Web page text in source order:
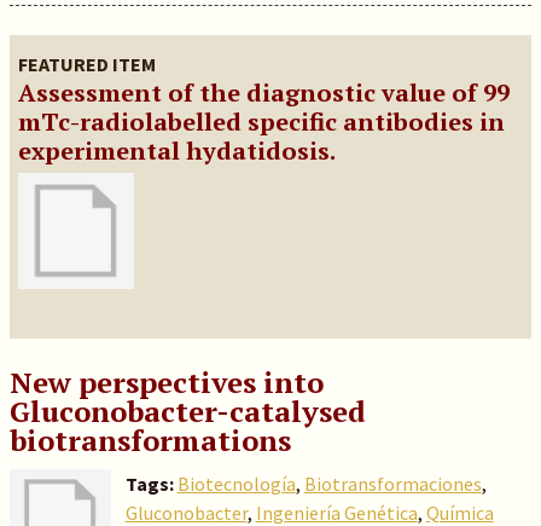
FEATURED ITEM
Assessment of the diagnostic value of 99
mTc-radiolabelled specific antibodies in
experimental hydatidosis.
New perspectives into
Gluconobacter-catalysed
biotransformations
Tags: Biotecnología, Biotransformaciones,
Gluconobacter, Ingeniería Genética, Química